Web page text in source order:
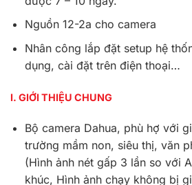
Nguồn 12-2a cho camera
Nhân công lắp đặt setup hệ
dụng, cài đặt trên điện thoại…
I. GIỚI THIỆU CHUNG
Bộ camera Dahua, phù hợ với
trường mầm non, siêu thị, văn
(Hình ảnh nét gấp 3 lần so với
khúc, Hình ảnh chạy không bị